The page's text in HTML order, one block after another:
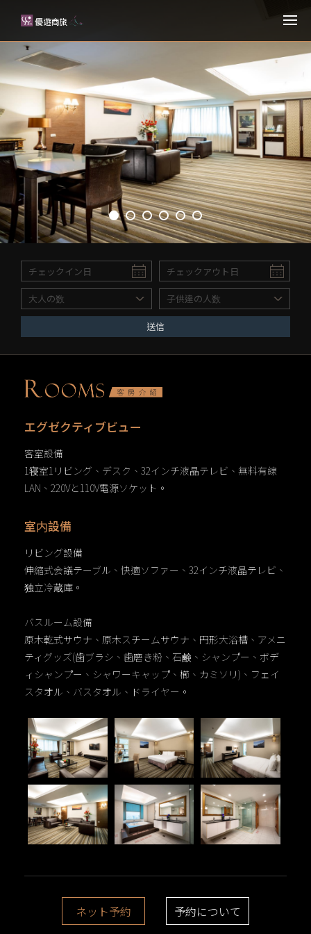
送信
エグゼクティブビュー
客室設備
1寝室1リビング、デスク、32インチ液晶テレビ、無料有線
LAN、220Vと110V電源ソケット。
室内設備
リビング設備
伸縮式会議テーブル、快適ソファー、32インチ液晶テレビ、
独立冷蔵庫。
バスルーム設備
原木乾式サウナ、原木スチームサウナ、円形大浴槽、アメニ
ティグッズ(歯ブラシ、歯磨き粉、石鹸、シャンプー、ボデ
ィシャンプー、シャワーキャップ、櫛、カミソリ)、フェイ
スタオル、バスタオル、ドライヤー。
ネット予約 予約について